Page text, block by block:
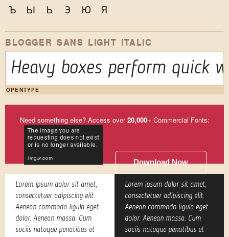
ъ
ы ь э ю я
BLOGGER SANS LIGHT ITALIC
Heavy boxes perform quick
OPENTYPE
Need something else? Access over20,000+ Commercial Fonts:
Download Now
Lorem ipsum dolor sit amet,
consectetuer adipiscing elit.
Aenean commodo ligula eget
dolor. Aenean massa. Cum
sociis natoque penatibus et
Lorem ipsum dolor sit amet,
consectetuer adipiscing elit.
Aenean commodo ligula eget
dolor. Aenean massa. Cum
sociis natoque penatibus et